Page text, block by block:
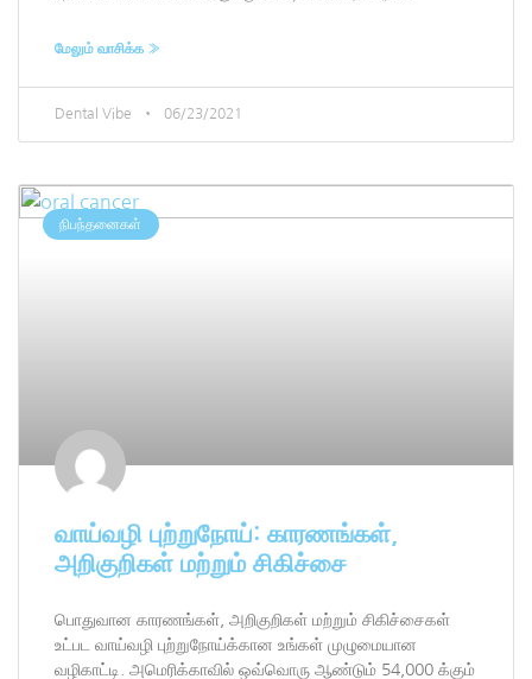
மேலும் வாசிக்க »
Dental Vibe 06/23/2021
நிபந்தனைகள்
வாய்வழி புற்றுநோய்: காரணங்கள்,
அறிகுறிகள் மற்றும் சிகிச்சை
பொதுவான காரணங்கள், அறிகுறிகள் மற்றும் சிகிச்சைகள்
உட்பட வாய்வழி புற்றுநோய்க்கான உங்கள் முழுமையான
வழிகாட்டி. அமெரிக்காவில் ஒவ்வொரு ஆண்டும் 54,000 க்கும்